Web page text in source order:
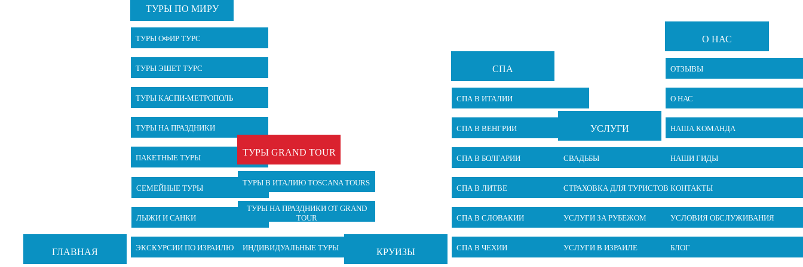
ГЛАВНАЯ
ТУРЫ ПО МИРУ
ТУРЫ ОФИР ТУРС
ТУРЫ ЭШЕТ ТУРС
ТУРЫ КАСПИ-МЕТРОПОЛЬ
ТУРЫ НА ПРАЗДНИКИ
ПАКЕТНЫЕ ТУРЫ
СЕМЕЙНЫЕ ТУРЫ
ЛЫЖИ И САНКИ
ЭКСКУРСИИ ПО ИЗРАИЛЮ
ТУРЫ GRAND TOUR
ТУРЫ В ИТАЛИЮ TOSCANA TOURS
ТУРЫ НА ПРАЗДНИКИ ОТ GRAND
TOUR
ИНДИВИДУАЛЬНЫЕ ТУРЫ КРУИЗЫ
СПА
СПА В ИТАЛИИ
СПА В ВЕНГРИИ
СПА В БОЛГАРИИ
СПА В ЛИТВЕ
СПА В СЛОВАКИИ
СПА В ЧЕХИИ
УСЛУГИ
СВАДЬБЫ
СТРАХОВКА ДЛЯ ТУРИСТОВ
УСЛУГИ ЗА РУБЕЖОМ
УСЛУГИ В ИЗРАИЛЕ
О НАС
ОТЗЫВЫ
О НАС
НАША КОМАНДА
НАШИ ГИДЫ
КОНТАКТЫ
УСЛОВИЯ ОБСЛУЖИВАНИЯ
БЛОГ